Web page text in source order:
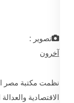
تصوير :
آخرون
نظمت مكتبة مصر
الاقتصادية